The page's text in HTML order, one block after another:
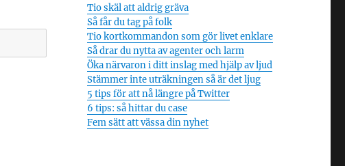
Tio skäl att aldrig gräva
Så får du tag på folk
Tio kortkommandon som gör livet enklare
Så drar du nytta av agenter och larm
Öka närvaron i ditt inslag med hjälp av ljud
Stämmer inte uträkningen så är det ljug
5 tips för att nå längre på Twitter
6 tips: så hittar du case
Fem sätt att vässa din nyhet